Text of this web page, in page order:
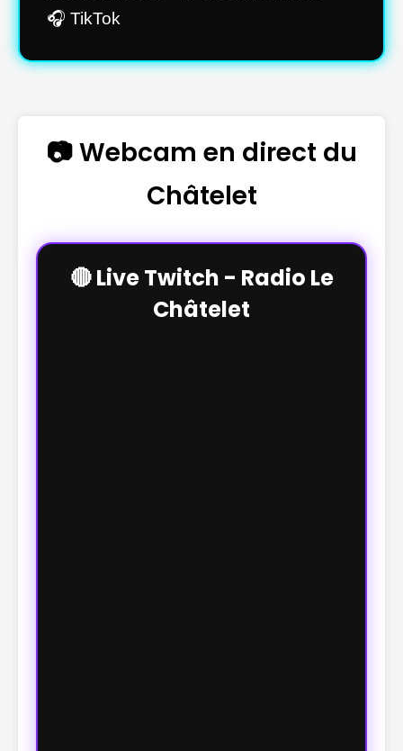
🎧 TikTok
📷 Webcam en direct du
Châtelet
🔴 Live Twitch - Radio Le
Châtelet